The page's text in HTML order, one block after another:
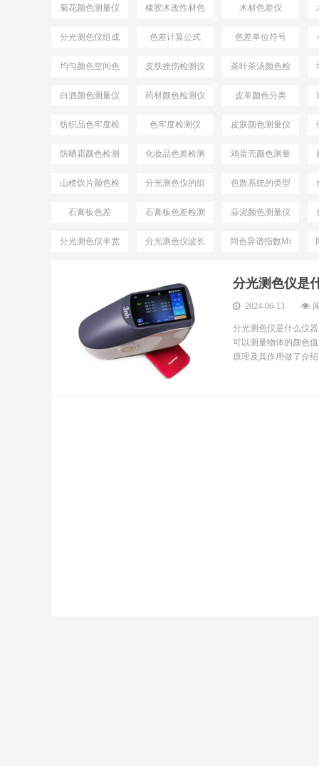
菊花颜色测量仪 橡胶木改性材色 木材色差仪
分光测色仪组成 色差计算公式 色差单位符号
均匀颜色空间色 皮肤挫伤检测仪 茶叶茶汤颜色检
白酒颜色测量仪 药材颜色检测仪 皮革颜色分类
纺织品色牢度检 色牢度检测仪 皮肤颜色测量仪
防晒霜颜色检测 化妆品色差检测 鸡蛋壳颜色测量
山楂饮片颜色检 分光测色仪的组 色散系统的类型
石膏板色差 石膏板色差检测 蒜泥颜色测量仪
分光测色仪半宽 分光测色仪波长 同色异谱指数Mt
分光测色仪是
2024-06-13
分光测色仪是什么仪
可以测量物体的颜色
原理及其作用做了介